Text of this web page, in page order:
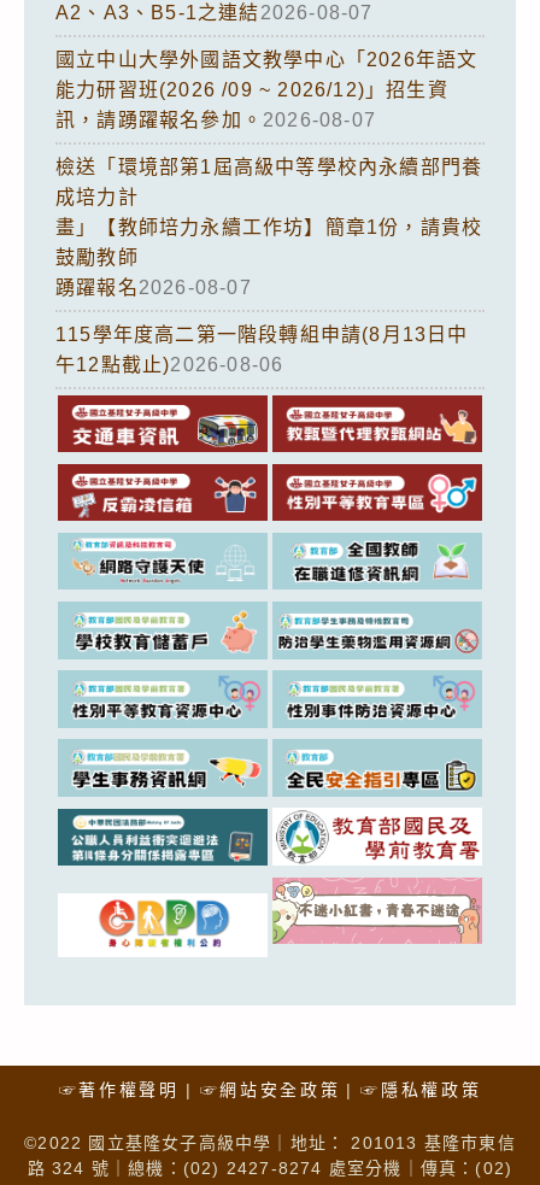
A2、A3、B5-1之連結2026-08-07
國立中山大學外國語文教學中心「2026年語文
能力研習班(2026 /09 ~ 2026/12)」招生資
訊，請踴躍報名參加。 2026-08-07
檢送「環境部第1屆高級中等學校內永續部門養
成培力計
畫」【教師培力永續工作坊】簡章1份，請貴校
鼓勵教師
踴躍報名2026-08-07
115學年度高二第一階段轉組申請(8月13日中
午12點截止)2026-08-06
☞著作權聲明 ☞網站安全政策 ☞隱私權政策
©2022 國立基隆女子高級中學｜地址： 201013 基隆市東信
路 324 號｜總機：(02) 2427-8274 處室分機｜傳真：(02)